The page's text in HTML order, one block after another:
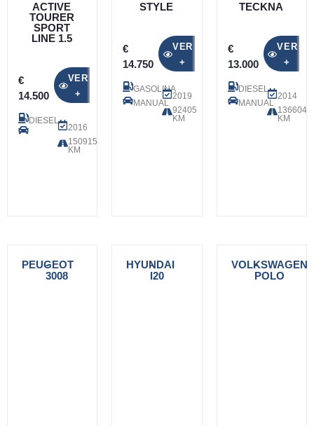
ACTIVE
TOURER
SPORT
LINE 1.5
€
14.500
VER
+
DIESEL
2016
150915
KM
STYLE
€
14.750
VER
+
GASOLINA
MANUAL
2019
92405
KM
TECKNA
€
13.000
VER
+
DIESEL
MANUAL
2014
136604
KM
PEUGEOT
-
3008
HYUNDAI
-
I20
VOLKSWAGEN
-
POLO